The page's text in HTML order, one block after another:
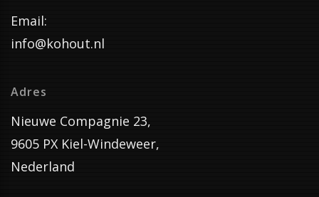
Email:
info@kohout.nl
Adres
Nieuwe Compagnie 23,
9605 PX Kiel-Windeweer,
Nederland